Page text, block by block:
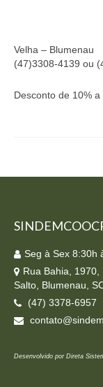
Notícias
Contato
Velha – Blumenau
(47)3308-4139 ou
Desconto de 10%
Seg à Sex 8:30h
Rua Bahia, 1970,
Salto, Blumenau,
(47) 3378-6957
Desenvolvido por Direta